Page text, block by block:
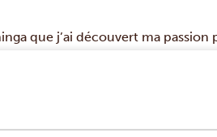
que j’ai découvert ma passion
Sabyinyo à 3669 mètres et le
encore, et j’aimerais aussi
abrite aussi l’un des animaux
menacée.